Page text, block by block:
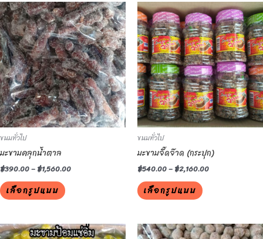
ขนมทั่วไป
มะขามคลุกน้ำตาล
฿390.00–฿1,560.00
เลือกรูปแบบ
This
product
has
multiple
variants.
The
options
may
be
the
product
page
ขนมทั่วไป
มะขามจี๊ดจ๊าด (กระปุก)
฿540.00–฿2,160.00
เลือกรูปแบบ
This
product
has
multiple
variants.
The
options
may
be
on
the
product
page
This
This